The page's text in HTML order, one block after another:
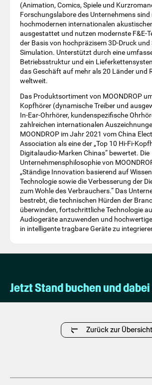
(Animation, Comics, Spiele und
Forschungslabore des Unternehmens sind
hochmodernen internationalen
ausgestattet und nutzen modernste F&E-
der Basis von hochpräzisem 3D-Druck
Simulation. Unterstützt durch eine
Betriebsstruktur und ein
das Geschäft auf mehr als 20 Länder und
weltweit.
Das Produktsortiment von MOONDROP
Kopfhörer (dynamische Treiber und
In-Ear-Ohrhörer, kundenspezifische
zahlreichen internationalen
MOONDROP im Jahr 2021 vom China
Association als eine der „Top 10 Hi-Fi-
Digitalaudio-Marken Chinas“ bewertet. Die
Unternehmensphilosophie von
„Ständige Innovation basierend auf
Technologie sowie die Verbesserung der
zum Wohle des Verbrauchers.“ Das
bestrebt, die technischen Hürden der
überwinden, fortschrittliche Technologie
Audiogeräte anzuwenden und
in intelligente tragbare Geräte zu
Jetzt Stand buchen und
Zurück zur Übersicht